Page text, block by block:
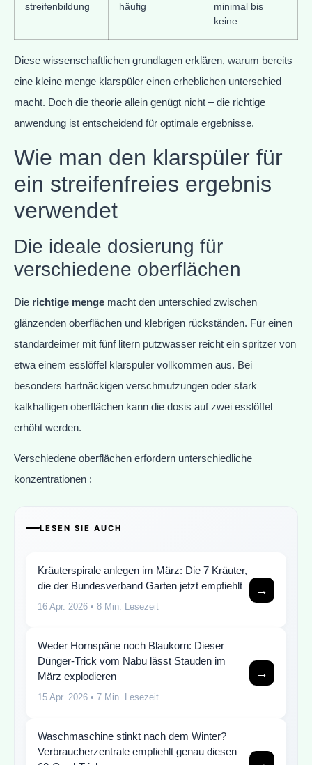
streifenbildung häufig
minimal bis
keine
Diese wissenschaftlichen grundlagen erklären, warum bereits
eine kleine menge klarspüler einen erheblichen unterschied
macht. Doch die theorie allein genügt nicht – die richtige
anwendung ist entscheidend für optimale ergebnisse.
Wie man den klarspüler für
ein streifenfreies ergebnis
verwendet
Die ideale dosierung für
verschiedene oberflächen
Die richtige menge macht den unterschied zwischen
glänzenden oberflächen und klebrigen rückständen. Für einen
standardeimer mit fünf litern putzwasser reicht ein spritzer von
etwa einem esslöffel klarspüler vollkommen aus. Bei
besonders hartnäckigen verschmutzungen oder stark
kalkhaltigen oberflächen kann die dosis auf zwei esslöffel
erhöht werden.
Verschiedene oberflächen erfordern unterschiedliche
konzentrationen :
LESEN SIE AUCH
Kräuterspirale anlegen im März: Die 7 Kräuter,
die der Bundesverband Garten jetzt empfiehlt
16 Apr. 2026 • 8 Min. Lesezeit
→
Weder Hornspäne noch Blaukorn: Dieser
Dünger-Trick vom Nabu lässt Stauden im
März explodieren
15 Apr. 2026 • 7 Min. Lesezeit
→
Waschmaschine stinkt nach dem Winter?
Verbraucherzentrale empfiehlt genau diesen